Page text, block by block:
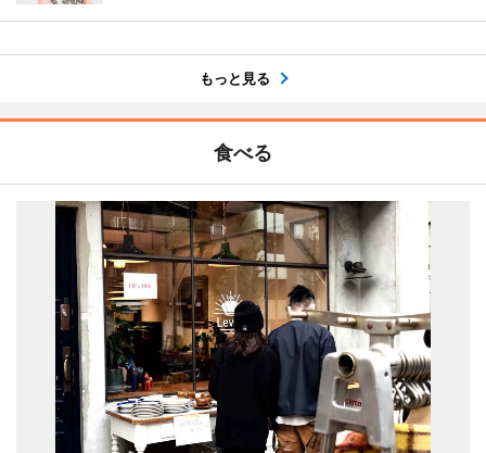
もっと見る
食べる